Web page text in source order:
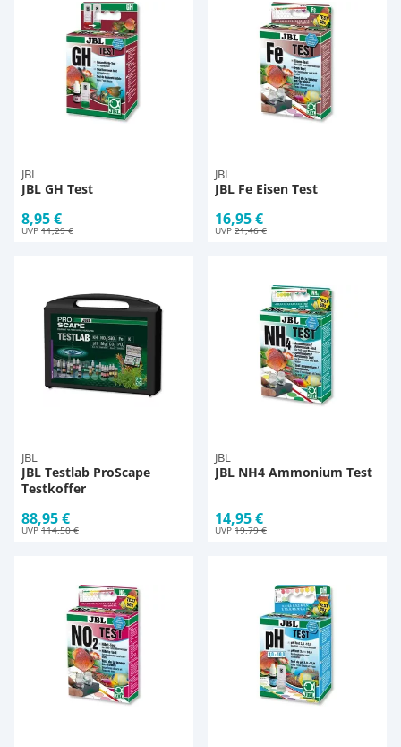
JBL
JBL GH Test
8,95 €
UVP 11,29 €
JBL
JBL Fe Eisen Test
16,95 €
UVP21,46 €
JBL
JBL Testlab ProScape
Testkoffer
88,95 €
UVP114,50 €
JBL
JBL NH4 Ammonium Test
14,95 €
UVP19,79 €